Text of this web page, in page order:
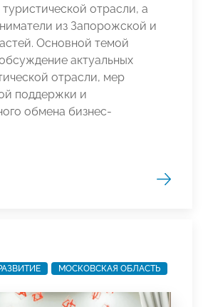
отрасли, а
из Запорожской и
Основной темой
актуальных
отрасли, мер
поддержки и
обмена бизнес-
МОСКОВСКАЯ ОБЛАСТЬ